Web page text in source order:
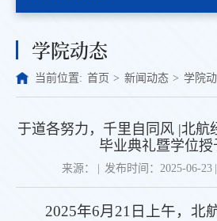
学院动态
当前位置: 首页 > 新闻动态 > 学院
于道各努力，千里自同风 |北航
毕业典礼暨学位授
来源： 发布时间：2025-06-23
2025年6月21日上午，北